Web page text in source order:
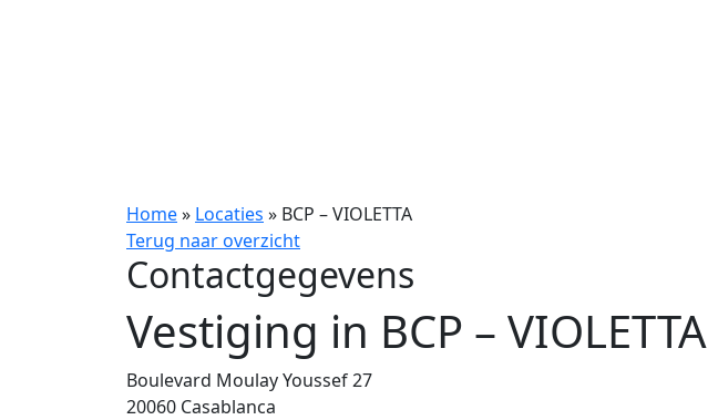
Home» Locaties » BCP – VIOLETTA
Terug naar overzicht
Contactgegevens
Vestiging in BCP – VIOLETTA
Boulevard Moulay Youssef 27
20060 Casablanca